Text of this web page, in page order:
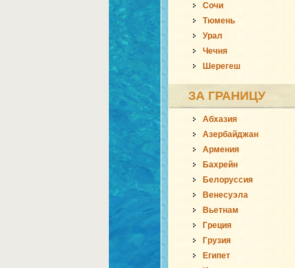
Сочи
Тюмень
Урал
Чечня
Шерегеш
ЗА ГРАНИЦУ
Абхазия
Азербайджан
Армения
Бахрейн
Белоруссия
Венесуэла
Вьетнам
Греция
Грузия
Египет